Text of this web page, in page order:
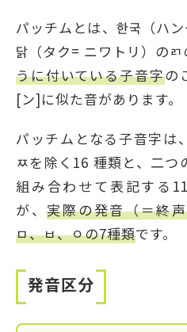
パッチムとは、한국（ハ
닭（タク= ニワトリ）のㄺ
うに付いている子音字の
[ン]に似た音があります。
パッチムとなる子音字は
ㅉを除く16 種類と、二つ
組み合わせて表記する
が、実際の発音（＝終
ㅁ、ㅂ、ㅇの7種類です。
発音区分